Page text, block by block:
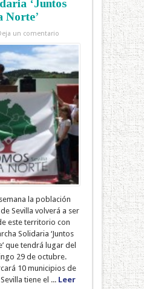
‘Juntos
Norte’
un comentario
la población
Sevilla volverá a ser
este territorio con
Solidaria ‘Juntos
que tendrá lugar del
29 de octubre.
10 municipios de
tiene el ... Leer